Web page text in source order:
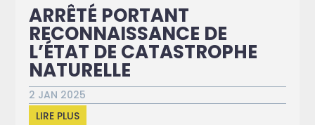
ARRÊTÉ PORTANT
RECONNAISSANCE DE
L’ÉTAT DE CATASTROPHE
NATURELLE
2 JAN 2025
LIRE PLUS